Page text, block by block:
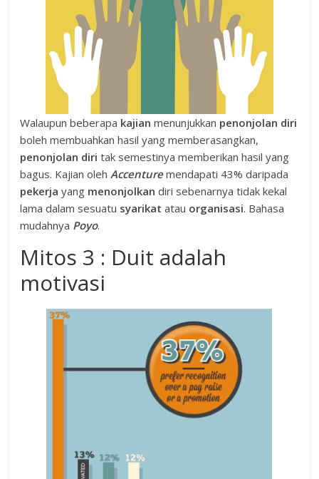
Walaupun beberapa kajianmenunjukkan penonjolan diri
boleh membuahkan hasil yang memberasangkan,
penonjolan diritak semestinya memberikan hasil yang
bagus. Kajian olehAccenturemendapati 43% daripada
pekerjayang menonjolkandiri sebenarnya tidak kekal
lama dalam sesuatu syarikatatau organisasi. Bahasa
mudahnya Poyo.
Mitos 3 : Duit adalah
motivasi